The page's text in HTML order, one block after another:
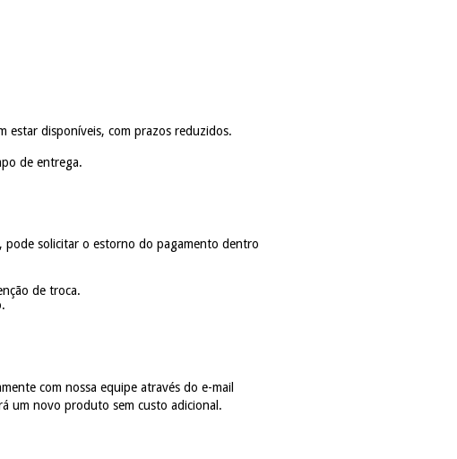
estar disponíveis, com prazos reduzidos.
de entrega.
pode solicitar o estorno do pagamento dentro
de troca.
com nossa equipe através do e-mail
um novo produto sem custo adicional.